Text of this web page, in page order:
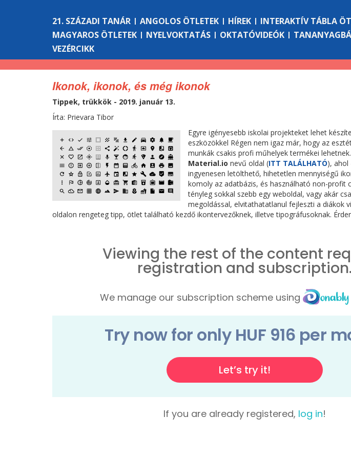
21. SZÁZADI TANÁR ANGOLOS ÖTLETEK HÍREK INTERAKTÍV TÁBLA
MAGYAROS ÖTLETEK
NYELVOKTATÁS OKTATÓVIDEÓK
VEZÉRCIKK
Ikonok, ikonok, és még ikonok
Tippek, trükkök - 2019. január 13.
Írta: Prievara Tibor
Egyre igényesebb iskolai projekteket lehet
eszközökkel Régen nem igaz már, hogy az
munkák csakis profi műhelyek termékei
Material.io nevű oldal (ITT TALÁLHATÓ),
ingyenesen letölthető, hihetetlen mennyiségű
komoly az adatbázis, és használható non-profit
tényleg sokkal szebb egy weboldal, vagy akár
megoldással, elvitathatatlanul fejleszti a diákok
oldalon rengeteg tipp, ötlet található kezdő ikontervezőknek, illetve tipográfusoknak.